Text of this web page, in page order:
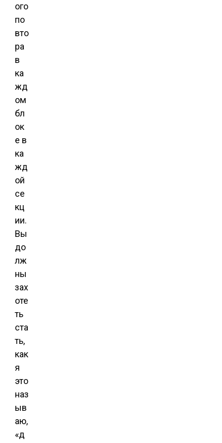
ого
по
вто
ра
в
ка
жд
ом
бл
ок
е в
ка
жд
ой
се
кц
ии.
Вы
до
лж
ны
зах
оте
ть
ста
ть,
как
я
это
наз
ыв
аю,
«д